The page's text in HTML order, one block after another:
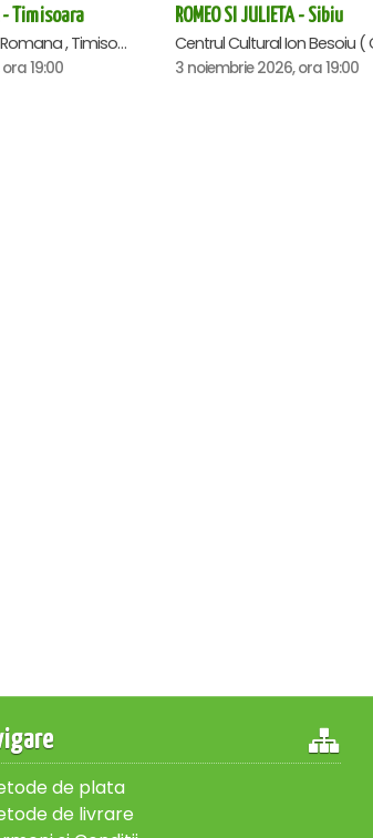
- Timisoara
Opera Nationala Romana , Timisoara
19:00
ROMEO SI JULIETA - Sibiu
3 noiembrie 2026, ora 19:00
de plata
de livrare